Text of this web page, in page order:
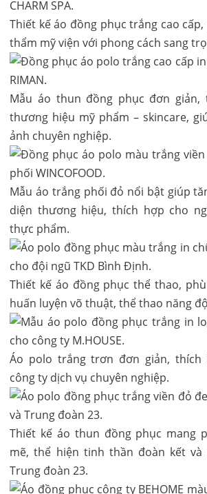
Thiết kế áo đồng phục trắng cao
thẩm mỹ viện với phong cách sang
Mẫu áo thun đồng phục đơn
thương hiệu mỹ phẩm – skincare,
ảnh chuyên nghiệp.
Mẫu áo trắng phối đỏ nổi bật giúp
diện thương hiệu, thích hợp cho
thực phẩm.
Thiết kế áo đồng phục thể thao,
huấn luyện võ thuật, thể thao năng
Áo polo trắng trơn đơn giản, thích
công ty dịch vụ chuyên nghiệp.
Thiết kế áo thun đồng phục mang
mẽ, thể hiện tinh thần đoàn kết
Trung đoàn 23.